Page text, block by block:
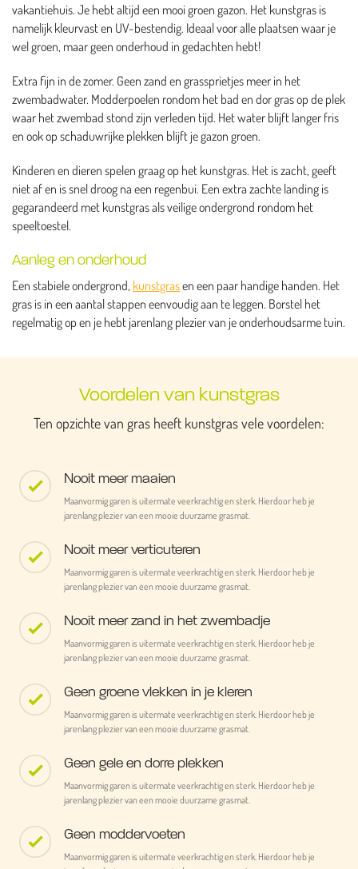
vakantiehuis. Je hebt altijd een mooi groen gazon. Het kunstgras is
namelijk kleurvast en UV-bestendig. Ideaal voor alle plaatsen waar je
wel groen, maar geen onderhoud in gedachten hebt!
Extra fijn in de zomer. Geen zand en grassprietjes meer in het
zwembadwater. Modderpoelen rondom het bad en dor gras op de plek
waar het zwembad stond zijn verleden tijd. Het water blijft langer fris
en ook op schaduwrijke plekken blijft je gazon groen.
Kinderen en dieren spelen graag op het kunstgras. Het is zacht, geeft
niet af en is snel droog na een regenbui. Een extra zachte landing is
gegarandeerd met kunstgras als veilige ondergrond rondom het
speeltoestel.
Aanleg en onderhoud
Een stabiele ondergrond, kunstgrasen een paar handige handen. Het
gras is in een aantal stappen eenvoudig aan te leggen. Borstel het
regelmatig op en je hebt jarenlang plezier van je onderhoudsarme tuin.
Voordelen van kunstgras
Ten opzichte van gras heeft kunstgras vele voordelen:
Nooit meer maaien
Maanvormig garen is uitermate veerkrachtig en sterk. Hierdoor heb je
jarenlang plezier van een mooie duurzame grasmat.
Nooit meer verticuteren
Maanvormig garen is uitermate veerkrachtig en sterk. Hierdoor heb je
jarenlang plezier van een mooie duurzame grasmat.
Nooit meer zand in het zwembadje
Maanvormig garen is uitermate veerkrachtig en sterk. Hierdoor heb je
jarenlang plezier van een mooie duurzame grasmat.
Geen groene vlekken in je kleren
Maanvormig garen is uitermate veerkrachtig en sterk. Hierdoor heb je
jarenlang plezier van een mooie duurzame grasmat.
Geen gele en dorre plekken
Maanvormig garen is uitermate veerkrachtig en sterk. Hierdoor heb je
jarenlang plezier van een mooie duurzame grasmat.
Geen moddervoeten
Maanvormig garen is uitermate veerkrachtig en sterk. Hierdoor heb je